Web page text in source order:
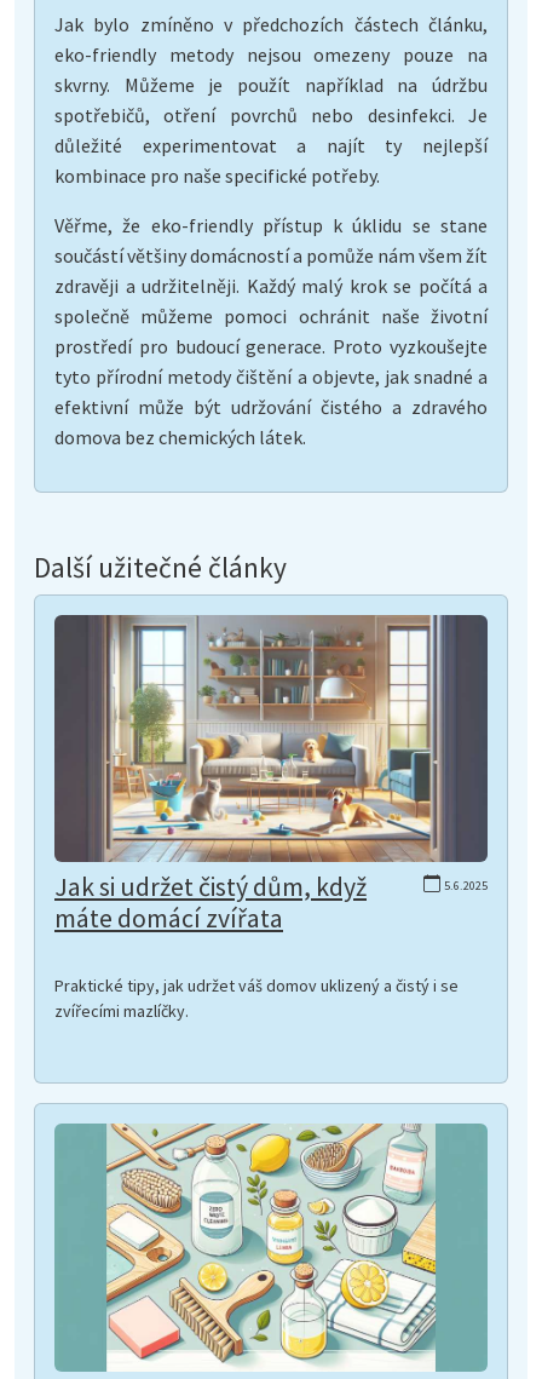
Jak bylo zmíněno v předchozích částech článku,
eko-friendly metody nejsou omezeny pouze na
skvrny. Můžeme je použít například na údržbu
spotřebičů, otření povrchů nebo desinfekci. Je
důležité experimentovat a najít ty nejlepší
kombinace pro naše specifické potřeby.
Věřme, že eko-friendly přístup k úklidu se stane
součástí většiny domácností a pomůže nám všem žít
zdravěji a udržitelněji. Každý malý krok se počítá a
společně můžeme pomoci ochránit naše životní
prostředí pro budoucí generace. Proto vyzkoušejte
tyto přírodní metody čištění a objevte, jak snadné a
efektivní může být udržování čistého a zdravého
domova bez chemických látek.
Další užitečné články
5.6.2025
Jak si udržet čistý dům, když
máte domácí zvířata
Praktické tipy, jak udržet váš domov uklizený a čistý i se
zvířecími mazlíčky.